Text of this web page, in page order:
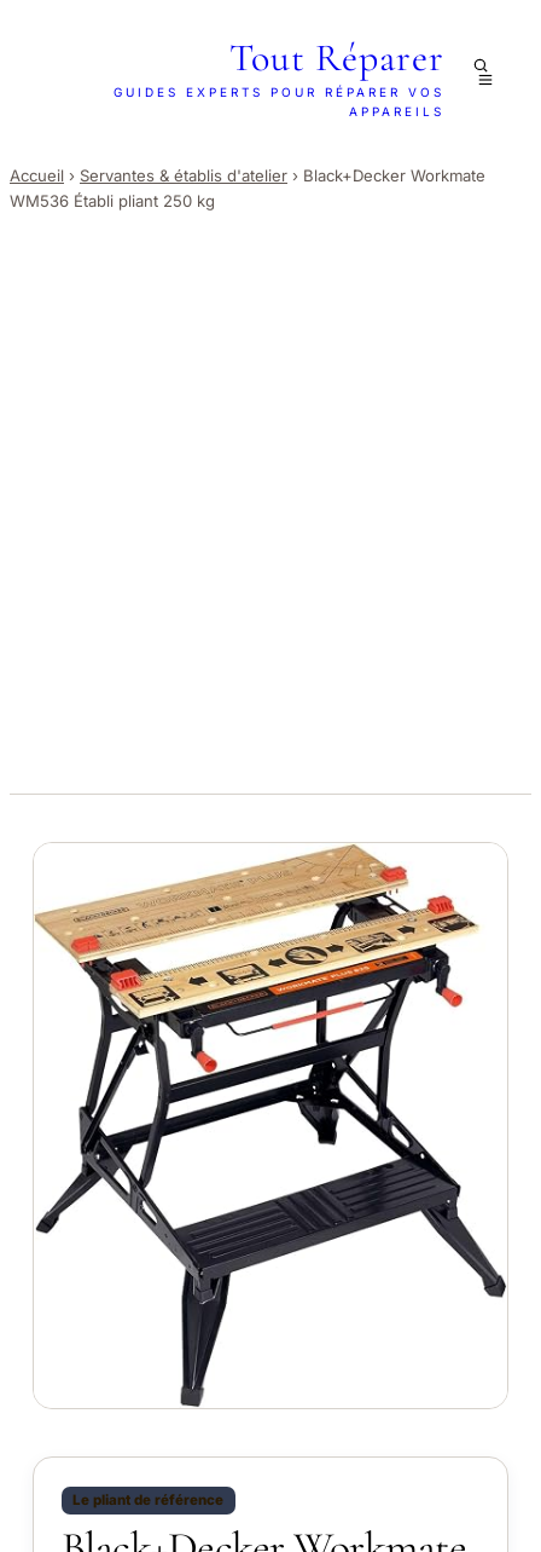
Tout Réparer
GUIDES EXPERTS POUR RÉPARER VOS
APPAREILS
Accueil › Servantes & établis d'atelier › Black+Decker Workmate
WM536 Établi pliant 250 kg
Le pliant de référence